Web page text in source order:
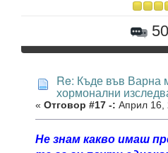
Re: Къде във Варна
хормонални
« Отговор #17 -: Април 16,
Не знам какво имаш